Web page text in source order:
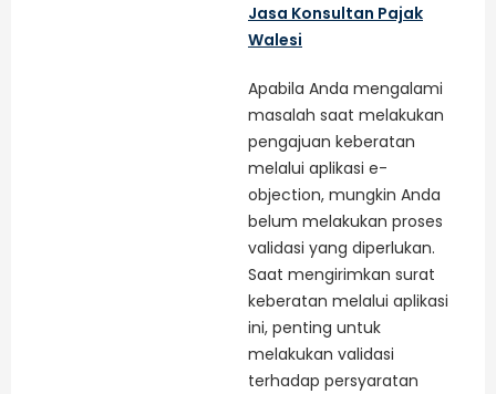
Jasa Konsultan Pajak
Walesi
Apabila Anda mengalami
masalah saat melakukan
pengajuan keberatan
melalui aplikasi e-
objection, mungkin Anda
belum melakukan proses
validasi yang diperlukan.
Saat mengirimkan surat
keberatan melalui aplikasi
ini, penting untuk
melakukan validasi
terhadap persyaratan